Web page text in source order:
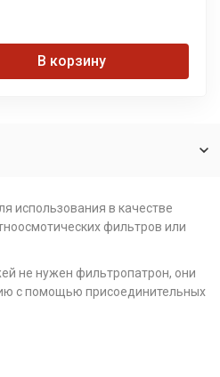
В корзину
использования в качестве
фильтров или
не нужен фильтропатрон, они
с помощью присоединительных